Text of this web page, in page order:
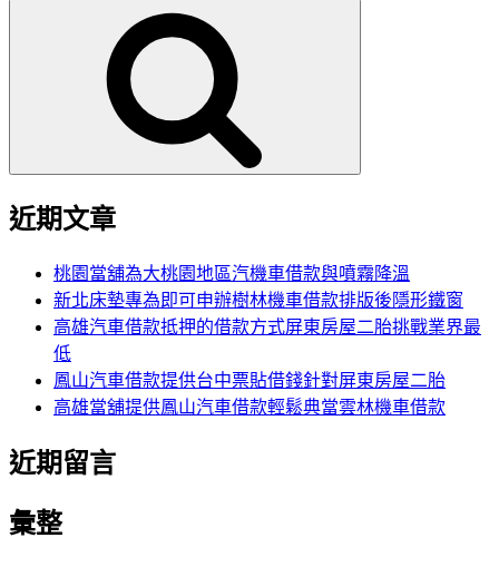
近期文章
桃園當舖為大桃園地區汽機車借款與噴霧降溫
新北床墊專為即可申辦樹林機車借款排版後隱形鐵窗
高雄汽車借款抵押的借款方式屏東房屋二胎挑戰業界最
低
鳳山汽車借款提供台中票貼借錢針對屏東房屋二胎
高雄當舖提供鳳山汽車借款輕鬆典當雲林機車借款
近期留言
彙整